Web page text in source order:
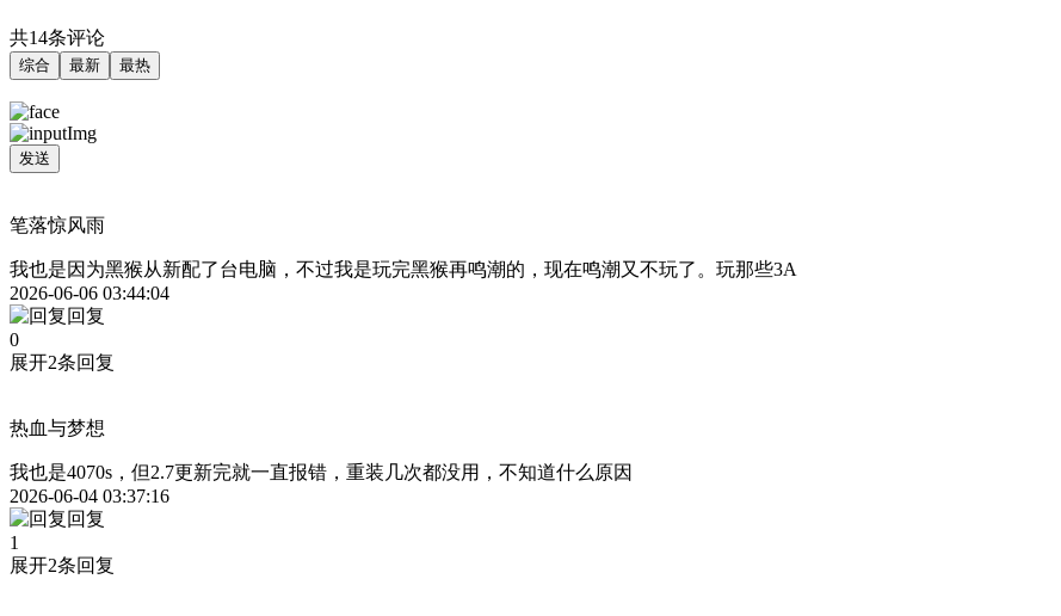
共14条评论
综合 最新 最热
发送
笔落惊风雨
我也是因为黑猴从新配了台电脑，不过我是玩完黑猴再鸣潮的，现在鸣潮又不玩了。玩那些3A
2026-06-06 03:44:04
回复
0
展开2条回复
热血与梦想
我也是4070s，但2.7更新完就一直报错，重装几次都没用，不知道什么原因
2026-06-04 03:37:16
回复
1
展开2条回复